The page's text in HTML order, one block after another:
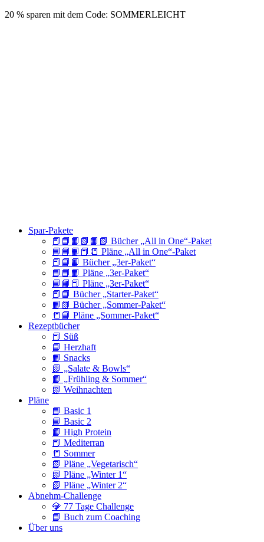
20 % sparen mit dem Code: SOMMERLEICHT
Spar-Pakete
📕📘📙📗📙📗 Bücher „All in One“-Paket
📘📘📙📕📒 Pläne „All in One“-Paket
📕📘📙 Bücher „3er-Paket“
📘📘📙 Pläne „3er-Paket“
📘📙📕 Pläne „3er-Paket“
📕📘 Bücher „Starter-Paket“
📙📗 Bücher „Sommer-Paket“
📒📘 Pläne „Sommer-Paket“
Rezeptbücher
📕 Süß
📘 Herzhaft
📙 Snacks
📗 „Salate & Bowls“
📙 „Frühling & Sommer“
📗 Weihnachten
Pläne
📘 Basic 1
📘 Basic 2
📙 High Protein
📕 Mediterran
📒 Sommer
📗 Pläne „Vegetarisch“
📗 Pläne „Winter 1“
📗 Pläne „Winter 2“
Abnehm-Challenge
💎 77 Tage Challenge
📘 Buch zum Coaching
Über uns